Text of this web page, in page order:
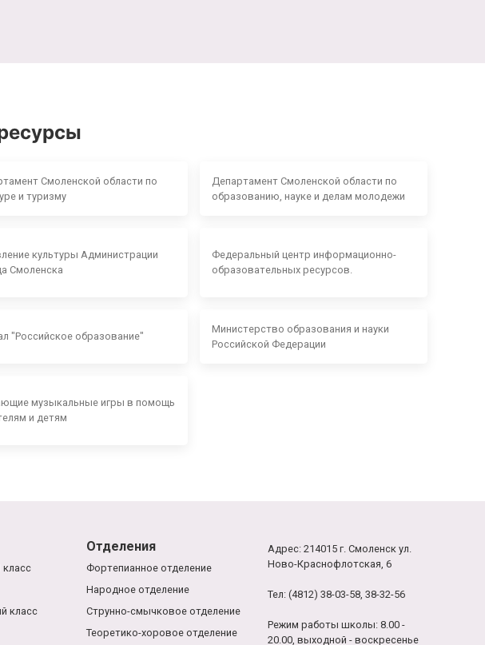
Смоленской области по
и туризму
Департамент Смоленской области по
образованию, науке и делам молодежи
культуры Администрации
Смоленска
Федеральный центр информационно-
образовательных ресурсов.
"Российское образование"
Министерство образования и науки
Российской Федерации
музыкальные игры в помощь
и детям
класс
класс
Отделения
Фортепианное отделение
Народное отделение
Струнно-смычковое отделение
Теоретико-хоровое отделение
Адрес: 214015 г. Смоленск ул.
Ново-Краснофлотская, 6
Тел: (4812) 38-03-58, 38-32-56
Режим работы школы: 8.00 -
20.00, выходной - воскресенье